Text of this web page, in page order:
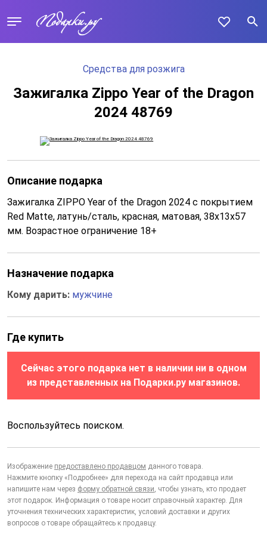
Средства для розжига
Зажигалка Zippo Year of the Dragon
2024 48769
Описание подарка
Зажигалка ZIPPO Year of the Dragon 2024 с покрытием
Red Matte, латунь/сталь, красная, матовая, 38x13x57
мм. Возрастное ограничение 18+
Назначение подарка
Кому дарить: мужчине
Где купить
Сейчас этого подарка нет в наличии ни в одном
из представленных на Подарки.ру магазинов.
Воспользуйтесь поиском.
Изображение предоставлено продавцом данного товара.
Нажмите кнопку «Подробнее» для перехода на сайт продавца или
напишите нам через форму обратной связи, чтобы узнать, кто продает
этот подарок. Информация о товаре носит справочный характер. Для
уточнения технических характеристик, условий доставки и других
вопросов о товаре обращайтесь к продавцу.